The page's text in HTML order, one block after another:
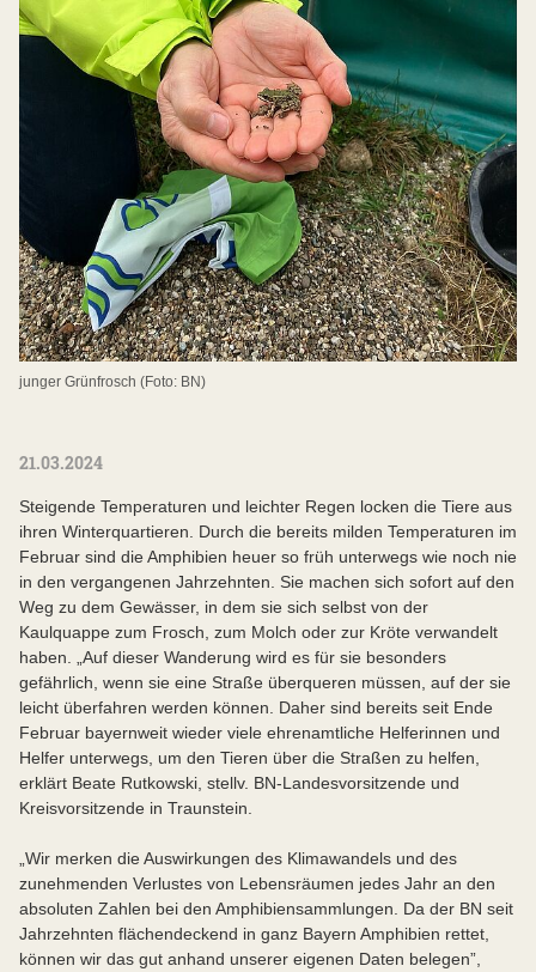
junger Grünfrosch (Foto: BN)
21.03.2024
Steigende Temperaturen und leichter Regen locken die Tiere aus
ihren Winterquartieren. Durch die bereits milden Temperaturen im
Februar sind die Amphibien heuer so früh unterwegs wie noch nie
in den vergangenen Jahrzehnten. Sie machen sich sofort auf den
Weg zu dem Gewässer, in dem sie sich selbst von der
Kaulquappe zum Frosch, zum Molch oder zur Kröte verwandelt
haben. „Auf dieser Wanderung wird es für sie besonders
gefährlich, wenn sie eine Straße überqueren müssen, auf der sie
leicht überfahren werden können. Daher sind bereits seit Ende
Februar bayernweit wieder viele ehrenamtliche Helferinnen und
Helfer unterwegs, um den Tieren über die Straßen zu helfen,
erklärt Beate Rutkowski, stellv. BN-Landesvorsitzende und
Kreisvorsitzende in Traunstein.
„Wir merken die Auswirkungen des Klimawandels und des
zunehmenden Verlustes von Lebensräumen jedes Jahr an den
absoluten Zahlen bei den Amphibiensammlungen. Da der BN seit
Jahrzehnten flächendeckend in ganz Bayern Amphibien rettet,
können wir das gut anhand unserer eigenen Daten belegen”,